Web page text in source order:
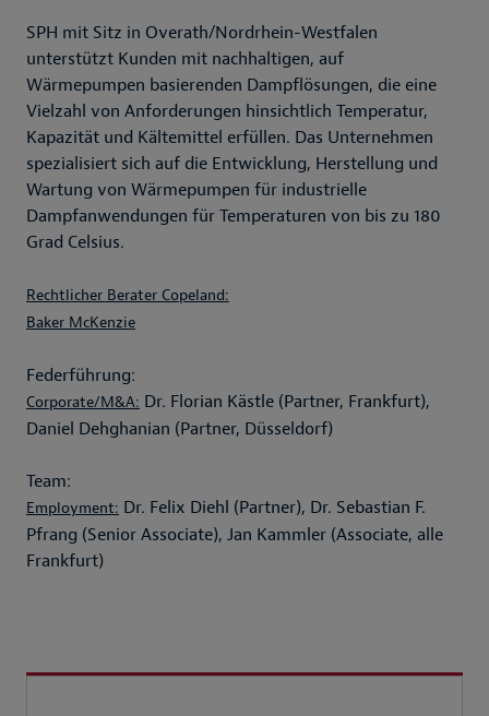
SPH mit Sitz in Overath/Nordrhein-Westfalen
unterstützt Kunden mit nachhaltigen, auf
Wärmepumpen basierenden Dampflösungen, die eine
Vielzahl von Anforderungen hinsichtlich Temperatur,
Kapazität und Kältemittel erfüllen. Das Unternehmen
spezialisiert sich auf die Entwicklung, Herstellung und
Wartung von Wärmepumpen für industrielle
Dampfanwendungen für Temperaturen von bis zu 180
Grad Celsius.
Rechtlicher Berater Copeland:
Baker McKenzie
Federführung:
Corporate/M&A: Dr. Florian Kästle (Partner, Frankfurt),
Daniel Dehghanian (Partner, Düsseldorf)
Team:
Employment: Dr. Felix Diehl (Partner), Dr. Sebastian F.
Pfrang (Senior Associate), Jan Kammler (Associate, alle
Frankfurt)